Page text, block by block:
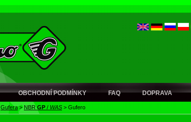
OBCHODNÍ PODMÍNKY FAQ DOPRAVA
Gufera> NBRGP / WAS > Gufero